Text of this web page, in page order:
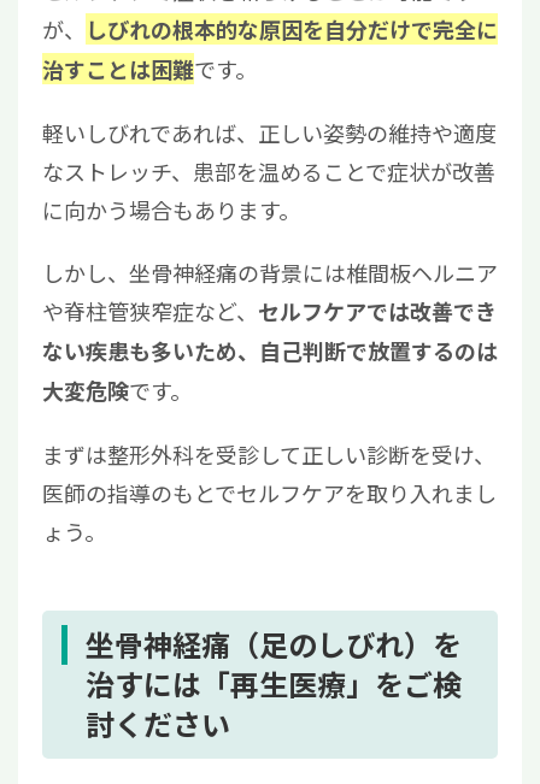
が、
しびれの根本的な原因を自分だけで完全に
治すことは困難です。
軽いしびれであれば、正しい姿勢の維持や適度
なストレッチ、患部を温めることで症状が改善
に向かう場合もあります。
しかし、坐骨神経痛の背景には椎間板ヘルニア
や脊柱管狭窄症など、 セルフケアでは改善でき
ない疾患も多いため、自己判断で放置するのは
大変危険です。
まずは整形外科を受診して正しい診断を受け、
医師の指導のもとでセルフケアを取り入れまし
ょう。
坐骨神経痛（足のしびれ）を
治すには「再生医療」をご検
討ください